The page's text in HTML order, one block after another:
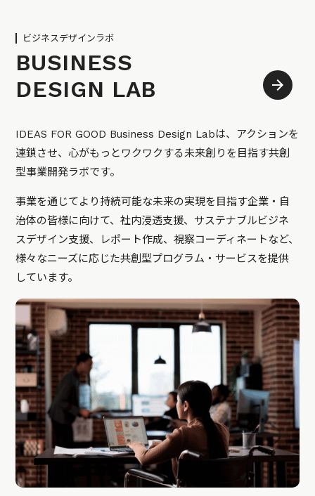
ビジネスデザインラボ
BUSINESS
DESIGN LAB
IDEAS FOR GOOD Business Design Labは、アクションを
連鎖させ、心がもっとワクワクする未来創りを目指す共創
型事業開発ラボです。
事業を通じてより持続可能な未来の実現を目指す企業・自
治体の皆様に向けて、社内浸透支援、サステナブルビジネ
スデザイン支援、レポート作成、視察コーディネートなど、
様々なニーズに応じた共創型プログラム・サービスを提供
しています。